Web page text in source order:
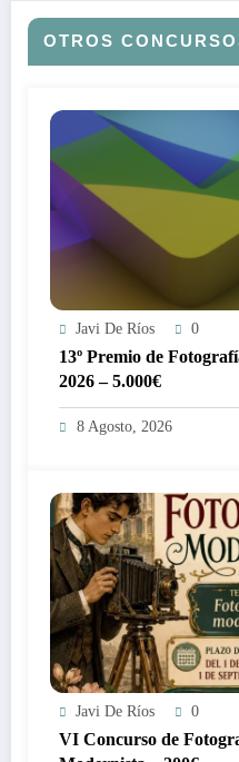
OTROS
Javi De Ríos 0
13º Premio de
2026 – 5.000€
8 Agosto, 2026
Javi De Ríos 0
VI Concurso de